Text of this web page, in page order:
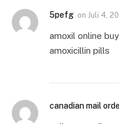
5pefg on Juli 4,
amoxil online buy
amoxicillin pills
canadian mail